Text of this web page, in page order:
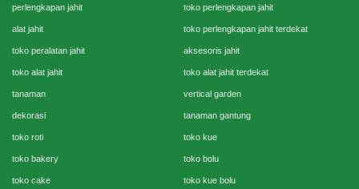
perlengkapan jahit toko perlengkapan jahit
alat jahit toko perlengkapan jahit terdekat
toko peralatan jahit aksesoris jahit
toko alat jahit toko alat jahit terdekat
tanaman vertical garden
dekorasi tanaman gantung
toko roti toko kue
toko bakery toko bolu
toko cake toko kue bolu